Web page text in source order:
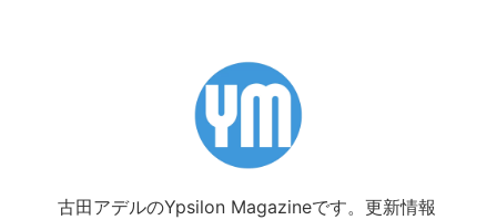
古田アデルのYpsilon Magazineです。更新情報